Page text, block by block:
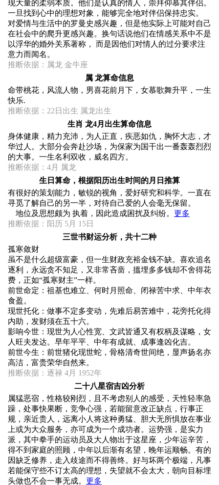
现大量的柔弱本质。他们是认真的情人，崇拜仰慕其伴侣。
一旦找到心中的理想对象，能够完全地对伴侣保持忠实。
对爱情与生活中的罗曼史感兴趣，但是他实际上可能对自己
在社会中的爬升更感兴趣。换句话说他们在情感关系中不是
以浮华的婚外关系著称， 而是因他们对情人的过分要求注
意力而闻名。
推断依据：属龙 金牛座
属 龙算命信息
命带桃花，风流人物，男喜花前月下，女慕歌舞升平，一生
快乐.
推断依据：22日出生 属龙出生
生肖 龙4月出生算命信息
身体健康，精力充沛，为人正直，疾恶如仇，胸怀大志，才
华过人。大部分会奔赴沙场，为保家为国干出一番轰轰烈烈
的大事。一生名利双收，威名四方。
推断依据：4月 属龙
生日算命，根据阳历出生时间的月日推算
有很好的策划能力，敏锐的视角，爱好研究和科学。一直在
寻觅了解自己的另一半，对待自己爱的人会毫无保留。
地位及思想颇为 执着，因此造成困扰及纠纷。 更多
推断依据：阳历 5月 15日
三世书财运分析，共十二种
孤寒敛财
虽不是什么超级富豪，但一生财政充裕金钱不缺。喜欢追名
逐利，永远贪不知足，又非常吝啬，搵埋多多钱却不舍得花
费，正如“孤寒财主”一样。
前世命定：祖基也难立、何时月照命、闭禄苦中求、中年衣
食盈。
现世托化：做事不定多变动，先难后易苦难中，花旁托化得
内助，发财须在五十六。
影响今世：现世为人心性宽、文武皆通又有权柄及谋略，女
人旺夫发达。早年平平、中年有成就、成事逢凶化吉。
前世今生：前世猪化现世蛇，骨格清奇世间绝，显声扬名亦
高洁，富贵荣华自然来。
推断依据：逐禄 4月 1952年
二十八星宿吉凶分析
属猛恶宿，性格较刚烈，且不考虑别人的感受，天性轻率急
躁，处事快果断，竞争心强，若能留意改正缺点，行事正
规，亲近贵人，远离小人将这种勇猛、胆大无所惧放在事业
上或为大众服务，亦可成为一个成功者。运势强，是实力
派，其中拳手的运动员及大人物出于这星座，少年运辛苦，
得不到家庭的照顾，中年以后渐有名望，晚年运顺畅。有的
因缺乏修养，走入歧途而不得善终。好与坏两个极端，凡事
若能保守些不订太高的理想，失望就不会太大，朝向目标埋
头做也不会一事无成。 更多